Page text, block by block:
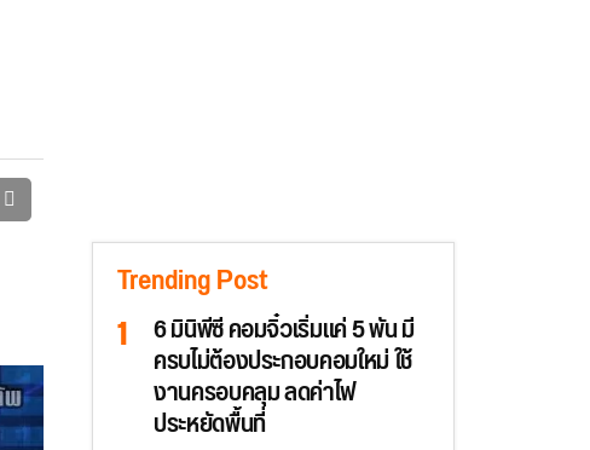
Trending Post
6 มินิพีซี คอมจิ๋วเริ่มแค่ 5 พัน มี
ครบไม่ต้องประกอบคอมใหม่ ใช้
งานครอบคลุม ลดค่าไฟ
ประหยัดพื้นที่